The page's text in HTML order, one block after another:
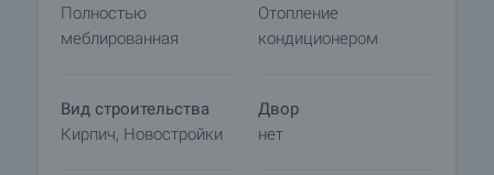
графика и доступности. Запросите просмотр,
связавшись с ответственным агентом.
Объект может быть зарезервирован и снят с
продажи с внесением залога, после чего
Полностью
меблированная
Отопление
кондиционером
Вид строительства
Кирпич, Новостройки
Двор
нет